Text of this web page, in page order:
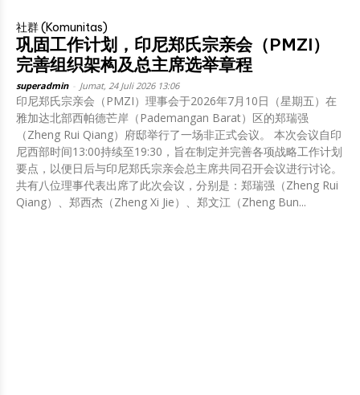
社群 (Komunitas)
巩固工作计划，印尼郑氏宗亲会（PMZI）
完善组织架构及总主席选举章程
superadmin Jumat, 24 Juli 2026 13:06
印尼郑氏宗亲会（PMZI）理事会于2026年7月10日（星期五）在
雅加达北部西帕德芒岸（Pademangan Barat）区的郑瑞强
（Zheng Rui Qiang）府邸举行了一场非正式会议。 本次会议自印
尼西部时间13:00持续至19:30，旨在制定并完善各项战略工作计划
要点，以便日后与印尼郑氏宗亲会总主席共同召开会议进行讨论。
共有八位理事代表出席了此次会议，分别是：郑瑞强（Zheng Rui
Qiang）、郑西杰（Zheng Xi Jie）、郑文江（Zheng Bun...